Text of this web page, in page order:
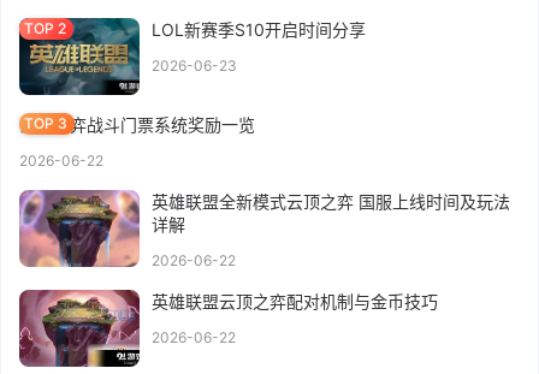
LOL新赛季S10开启时间分享
2026-06-23
云顶之弈战斗门票系统奖励一览
2026-06-22
英雄联盟全新模式云顶之弈 国服上线时间及玩法
详解
2026-06-22
英雄联盟云顶之弈配对机制与金币技巧
2026-06-22